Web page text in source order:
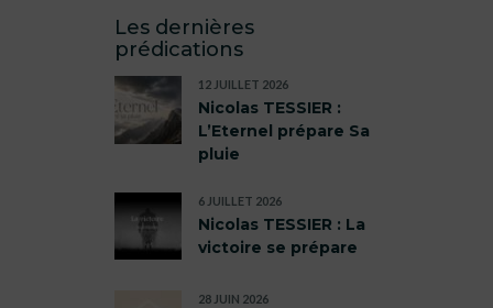
Les dernières
prédications
Nicolas TESSIER :
L’Eternel prépare Sa
pluie
12 JUILLET 2026
Nicolas TESSIER : La
victoire se prépare
6 JUILLET 2026
28 JUIN 2026